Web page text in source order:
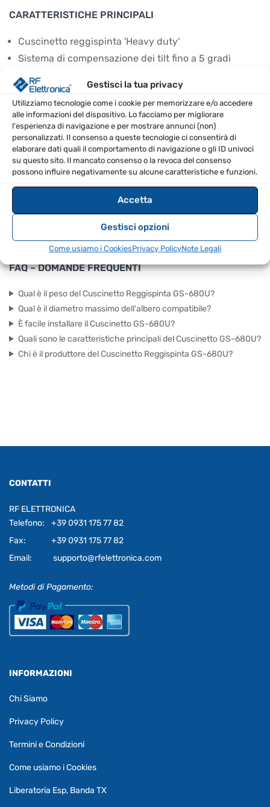
Gestisci la tua privacy
Utilizziamo tecnologie come i cookie per memorizzare e/o accedere
alle informazioni del dispositivo. Lo facciamo per migliorare
l'esperienza di navigazione e per mostrare annunci (non)
personalizzati. Il consenso a queste tecnologie ci consentirà di
elaborare dati quali il comportamento di navigazione o gli ID univoci
su questo sito. Il mancato consenso o la revoca del consenso
possono influire negativamente su alcune caratteristiche e funzioni.
Accetta
Gestisci opzioni
Come usiamo i CookiesPrivacy PolicyNote Legali
CARATTERISTICHE PRINCIPALI
Cuscinetto reggispinta 'Heavy duty'
Sistema di compensazione dei tilt fino a 5 gradi
Diametro del mast: 35-68 mm
Facile da installare senza rimuovere le antenne
SPECIFICHE TECNICHE
Modello GS-680U
Peso (kg) 1.285
Diametro massimo dell'albero [mm]
FAQ – DOMANDE FREQUENTI
Qual è il peso del Cuscinetto Reggispinta GS-680U?
Qual è il diametro massimo dell'albero compatibile?
È facile installare il Cuscinetto GS-680U?
Quali sono le caratteristiche principali del Cuscinetto GS-680U?
Chi è il produttore del Cuscinetto Reggispinta GS-680U?
CONTATTI
RF ELETTRONICA
Telefono:
+39 0931 175 77 82
Fax:
+39 0931 175 77 82
Email:
supporto@rfelettronica.com
Metodi di Pagamento:
INFORMAZIONI
Chi Siamo
Privacy Policy
Termini e Condizioni
Come usiamo i Cookies
Liberatoria Esp, Banda TX